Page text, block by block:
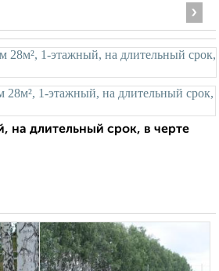
›
на длительный срок, в черте